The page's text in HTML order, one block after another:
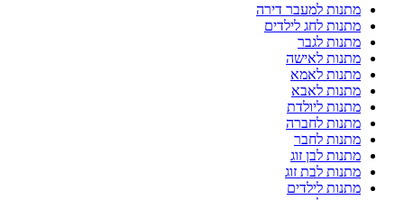
מתנות למעבר דירה
מתנות לחג לילדים
מתנות לגבר
מתנות לאישה
מתנות לאמא
מתנות לאבא
מתנות ליולדת
מתנות לחברה
מתנות לחבר
מתנות לבן זוג
מתנות לבת זוג
מתנות לילדים